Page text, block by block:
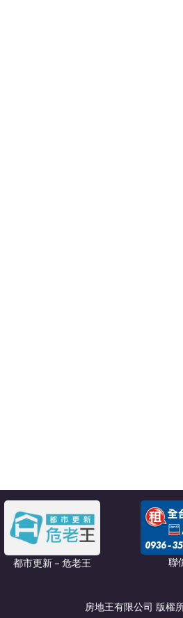
都市更新－危老王 聯
房地王有限公司 版權